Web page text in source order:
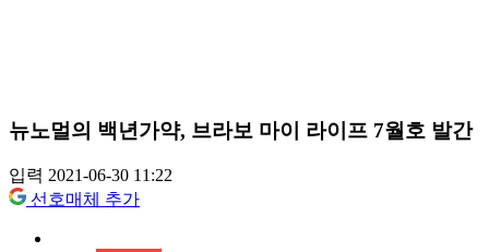
뉴노멀의 백년가약, 브라보 마이 라이프 7월호 발간
입력 2021-06-30 11:22
선호매체 추가